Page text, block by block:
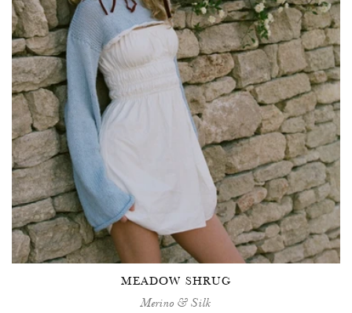
MEADOW SHRUG
Merino & Silk